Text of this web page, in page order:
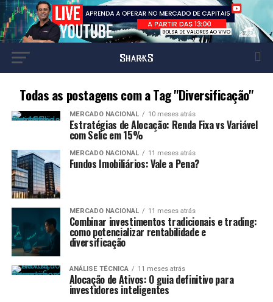
Todas as postagens com a Tag "Diversificação"
MERCADO NACIONAL 10 meses atrás
Estratégias de Alocação: Renda Fixa vs Variável
com Selic em 15%
MERCADO NACIONAL 11 meses atrás
Fundos Imobiliários: Vale a Pena?
MERCADO NACIONAL 11 meses atrás
Combinar investimentos tradicionais e trading:
como potencializar rentabilidade e
diversificação
ANÁLISE TÉCNICA 11 meses atrás
Alocação de Ativos: O guia definitivo para
investidores inteligentes